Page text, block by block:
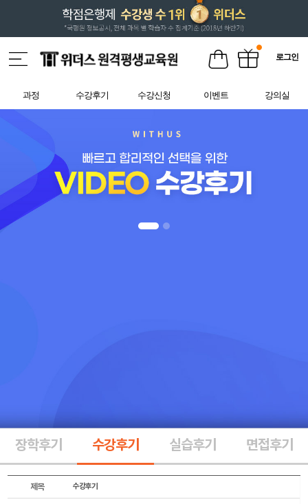
로그인
과정 수강후기 수강신청 이벤트 강의실
장학후기 수강후기 실습후기 면접후기
제목 수강후기